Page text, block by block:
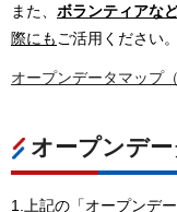
また、 ボランティアな
際にも ご活用ください。
オープンデータマップ
オープンデ
1.上記の「オープンデ